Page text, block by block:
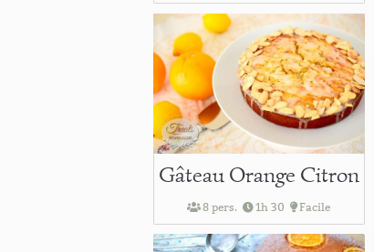
Gâteau Orange Citron
8 pers. 1h 30 Facile